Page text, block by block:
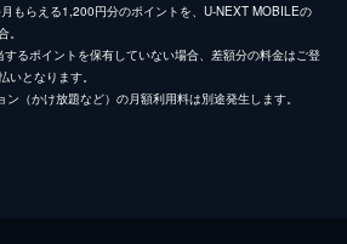
もらえる1,200円分のポイントを、U-NEXT MOBILEの
るポイントを保有していない場合、差額分の料金はご登
となります。
（かけ放題など）の月額利用料は別途発生します。